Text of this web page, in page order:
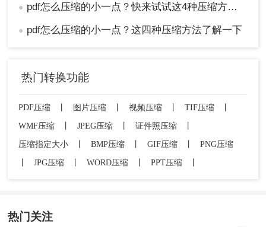
● pdf怎么压缩的小一点？快来试试这4种压缩方法！
● pdf怎么压缩的小一点？这四种压缩方法了解一下
热门转换功能
PDF压缩 图片压缩 视频压缩 TIF压缩
WMF压缩
JPEG压缩 证件照压缩
压缩指定大小
BMP压缩 GIF压缩
PNG压缩
JPG压缩 WORD压缩 PPT压缩
热门关注